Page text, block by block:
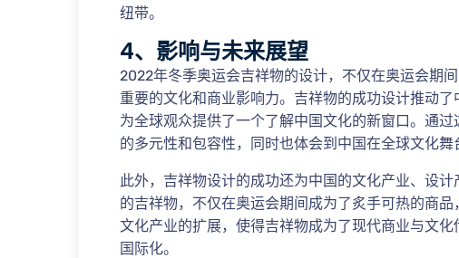
纽带。
4、影响与未来展望
2022年冬季奥运会吉祥物的设计，不仅在奥运会期
重要的文化和商业影响力。吉祥物的成功设计推动
为全球观众提供了一个了解中国文化的新窗口。通
的多元性和包容性，同时也体会到中国在全球文化舞
此外，吉祥物设计的成功还为中国的文化产业、设
的吉祥物，不仅在奥运会期间成为了炙手可热的商
文化产业的扩展，使得吉祥物成为了现代商业与文
国际化。